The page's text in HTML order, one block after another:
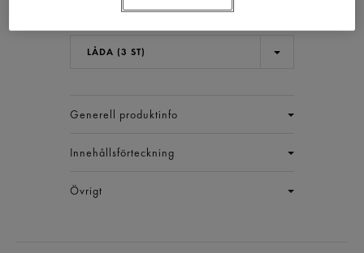
LÅDA (3 ST)
Generell produktinfo
Innehållsförteckning
Övrigt